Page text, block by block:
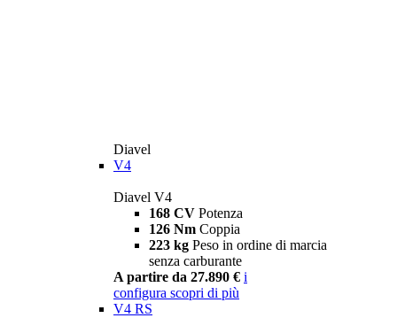
Diavel
V4
Diavel V4
168 CV Potenza
126 Nm Coppia
223 kg Peso in ordine di marcia
senza carburante
A partire da 27.890 € i
configura scopri di più
V4 RS